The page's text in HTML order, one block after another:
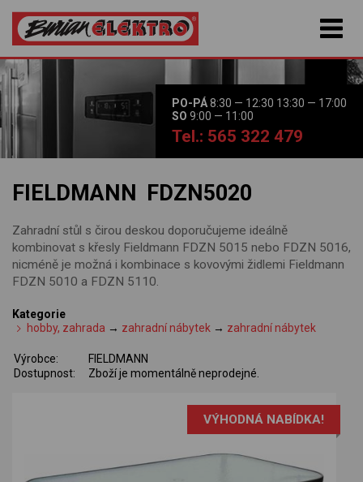
PO-PÁ8:30 — 12:30 13:30 — 17:00
SO 9:00 — 11:00
Tel.: 565 322 479
FIELDMANN FDZN5020
Zahradní stůl s čirou deskou doporučujeme ideálně
kombinovat s křesly Fieldmann FDZN 5015 nebo FDZN 5016,
nicméně je možná i kombinace s kovovými židlemi Fieldmann
FDZN 5010 a FDZN 5110.
Kategorie
hobby, zahrada → zahradní nábytek → zahradní nábytek
Výrobce:
FIELDMANN
Dostupnost:
Zboží je momentálně neprodejné.
VÝHODNÁ NABÍDKA!